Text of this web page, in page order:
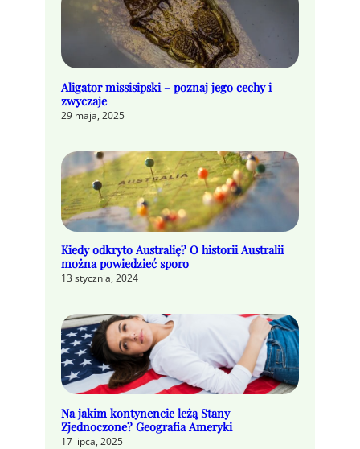
Aligator missisipski – poznaj jego cechy i
zwyczaje
29 maja, 2025
Kiedy odkryto Australię? O historii Australii
można powiedzieć sporo
13 stycznia, 2024
Na jakim kontynencie leżą Stany
Zjednoczone? Geografia Ameryki
17 lipca, 2025